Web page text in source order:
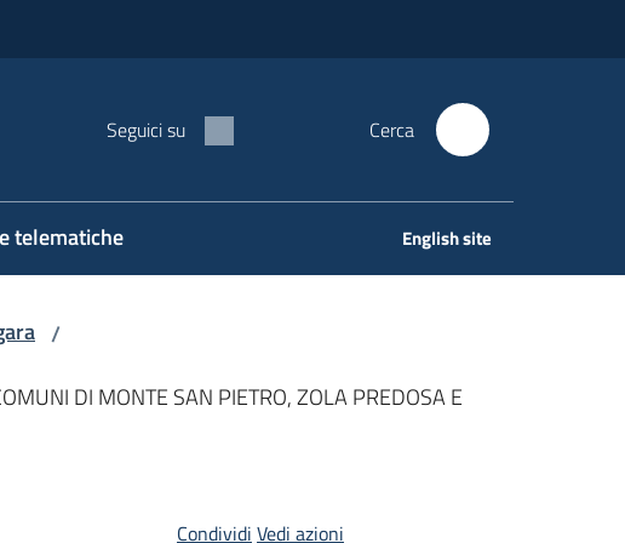
Seguici su Cerca
telematiche English site
/
DI MONTE SAN PIETRO, ZOLA PREDOSA E
Condividi Vedi azioni